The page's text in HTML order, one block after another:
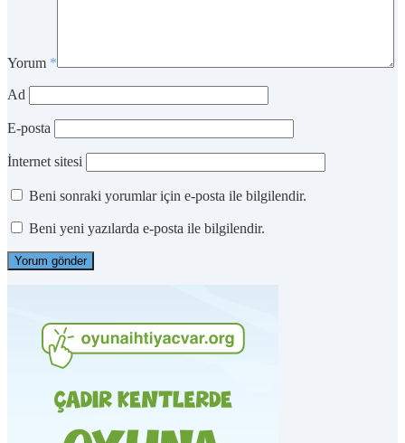
Yorum *
Ad
E-posta
İnternet sitesi
Beni sonraki yorumlar için e-posta ile bilgilendir.
Beni yeni yazılarda e-posta ile bilgilendir.